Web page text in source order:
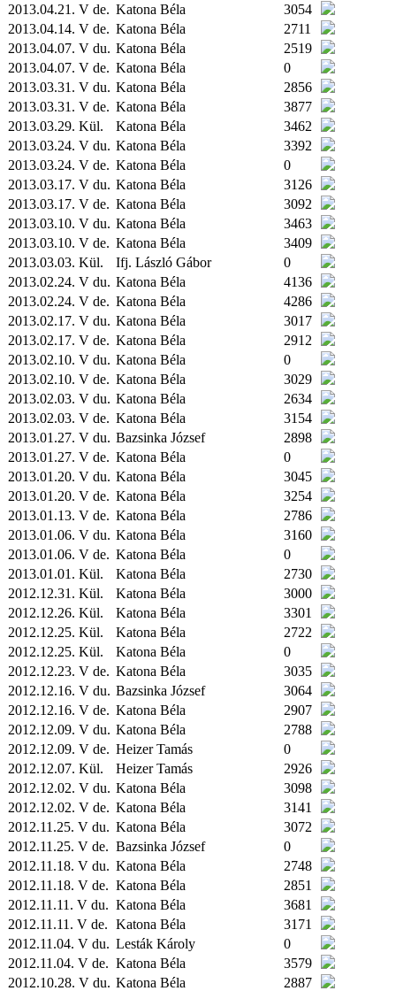
2013.04.21. V de. Katona Béla
3054
2013.04.14. V de. Katona Béla
2711
2013.04.07. V du. Katona Béla
2519
2013.04.07. V de. Katona Béla
0
2013.03.31. V du. Katona Béla
2856
2013.03.31. V de. Katona Béla
3877
2013.03.29. Kül. Katona Béla
3462
2013.03.24. V du. Katona Béla
3392
2013.03.24. V de. Katona Béla
0
2013.03.17. V du. Katona Béla
3126
2013.03.17. V de. Katona Béla
3092
2013.03.10. V du. Katona Béla
3463
2013.03.10. V de. Katona Béla
3409
2013.03.03. Kül. Ifj. László Gábor
0
2013.02.24. V du. Katona Béla
4136
2013.02.24. V de. Katona Béla
4286
2013.02.17. V du. Katona Béla
3017
2013.02.17. V de. Katona Béla
2912
2013.02.10. V du. Katona Béla
0
2013.02.10. V de. Katona Béla
3029
2013.02.03. V du. Katona Béla
2634
2013.02.03. V de. Katona Béla
3154
2013.01.27. V du. Bazsinka József
2898
2013.01.27. V de. Katona Béla
0
2013.01.20. V du. Katona Béla
3045
2013.01.20. V de. Katona Béla
3254
2013.01.13. V de. Katona Béla
2786
2013.01.06. V du. Katona Béla
3160
2013.01.06. V de. Katona Béla
0
2013.01.01. Kül. Katona Béla
2730
2012.12.31. Kül. Katona Béla
3000
2012.12.26. Kül. Katona Béla
3301
2012.12.25. Kül. Katona Béla
2722
2012.12.25. Kül. Katona Béla
0
2012.12.23. V de. Katona Béla
3035
2012.12.16. V du. Bazsinka József
3064
2012.12.16. V de. Katona Béla
2907
2012.12.09. V du. Katona Béla
2788
2012.12.09. V de. Heizer Tamás
0
2012.12.07. Kül. Heizer Tamás
2926
2012.12.02. V du. Katona Béla
3098
2012.12.02. V de. Katona Béla
3141
2012.11.25. V du. Katona Béla
3072
2012.11.25. V de. Bazsinka József
0
2012.11.18. V du. Katona Béla
2748
2012.11.18. V de. Katona Béla
2851
2012.11.11. V du. Katona Béla
3681
2012.11.11. V de. Katona Béla
3171
2012.11.04. V du. Lesták Károly
0
2012.11.04. V de. Katona Béla
3579
2012.10.28. V du. Katona Béla
2887